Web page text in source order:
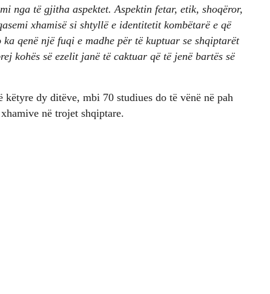
nga të gjitha aspektet. Aspektin fetar, etik, shoqëror,
xhamisë si shtyllë e identitetit kombëtarë e që
qenë një fuqi e madhe për të kuptuar se shqiptarët
kohës së ezelit janë të caktuar që të jenë bartës së
dy ditëve, mbi 70 studiues do të vënë në pah
në trojet shqiptare.